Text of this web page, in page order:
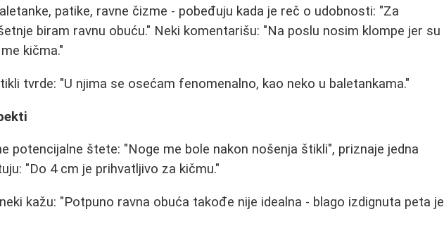
patike, ravne čizme - pobeđuju kada je reč o udobnosti: "Za
biram ravnu obuću." Neki komentarišu: "Na poslu nosim klompe jer su
kičma."
tvrde: "U njima se osećam fenomenalno, kao neko u baletankama."
potencijalne štete: "Noge me bole nakon nošenja štikli", priznaje jedna
"Do 4 cm je prihvatljivo za kičmu."
kažu: "Potpuno ravna obuća takođe nije idealna - blago izdignuta peta je